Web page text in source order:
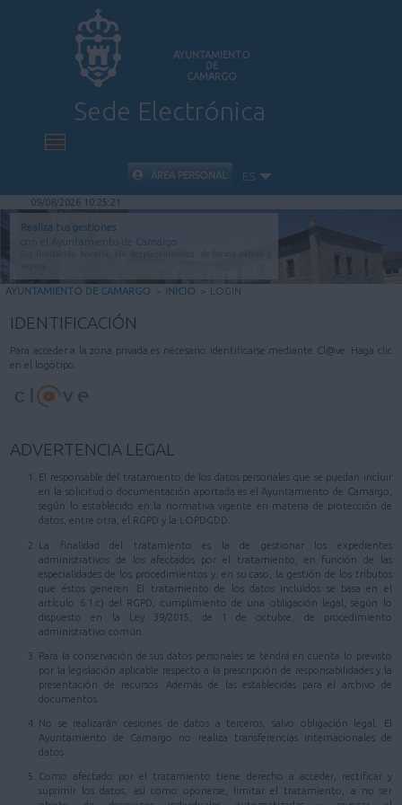
AYUNTAMIENTO
DE
CAMARGO
Sede Electrónica
INICIO
INFORMACIÓN PÚBLICA
CARPETA CIUDADANA
VALIDACIÓN DE DOCUMENTOS
AYUDA
ÁREA PERSONAL ES
09/08/2026 10:25:21
Realiza tus gestiones
con el Ayuntamiento de Camargo
AYUNTAMIENTO DE CAMARGO > INICIO > LOGIN
IDENTIFICACIÓN
Para acceder a la zona privada es necesario identificarse mediante Cl@ve. Haga clic
en el logotipo.
ADVERTENCIA LEGAL
El responsable del tratamiento de los datos personales que se puedan incluir
en la solicitud o documentación aportada es el Ayuntamiento de Camargo,
según lo establecido en la normativa vigente en materia de protección de
datos, entre otra, el RGPD y la LOPDGDD.
La finalidad del tratamiento es la de gestionar los expedientes
administrativos de los afectados por el tratamiento, en función de las
especialidades de los procedimientos y, en su caso, la gestión de los tributos
que éstos generen. El tratamiento de los datos incluidos se basa en el
artículo 6.1.c) del RGPD, cumplimiento de una obligación legal, según lo
dispuesto en la Ley 39/2015, de 1 de octubre, de procedimiento
administrativo común.
Para la conservación de sus datos personales se tendrá en cuenta lo previsto
por la legislación aplicable respecto a la prescripción de responsabilidades y la
presentación de recursos. Además de las establecidas para el archivo de
documentos.
No se realizarán cesiones de datos a terceros, salvo obligación legal. El
Ayuntamiento de Camargo no realiza transferencias internacionales de
datos.
Como afectado por el tratamiento tiene derecho a acceder, rectificar y
suprimir los datos, así como oponerse, limitar el tratamiento, a no ser